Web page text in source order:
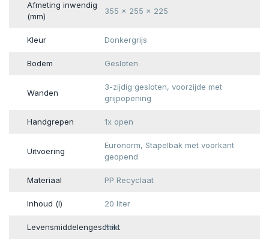
Afmeting inwendig
(mm)
355 x 255 x 225
Kleur Donkergrijs
Bodem Gesloten
Wanden
3-zijdig gesloten, voorzijde met
grijpopening
Handgrepen 1x open
Uitvoering
Euronorm, Stapelbak met voorkant
geopend
Materiaal PP Recyclaat
Inhoud (l) 20 liter
Levensmiddelengeschikt
Nee